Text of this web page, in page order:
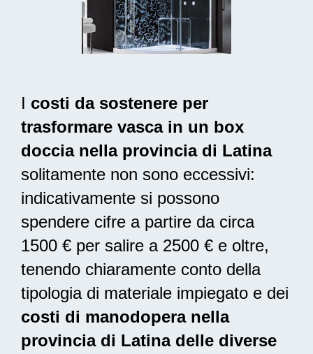
I costi da sostenere per
trasformare vasca in un box
doccia nella provincia di Latina
solitamente non sono eccessivi:
indicativamente si possono
spendere cifre a partire da circa
1500 € per salire a 2500 € e oltre,
tenendo chiaramente conto della
tipologia di materiale impiegato e dei
costi di manodopera nella
provincia di Latina delle diverse